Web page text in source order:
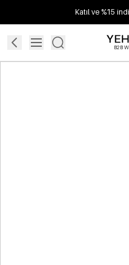
Katıl ve %15
B2B